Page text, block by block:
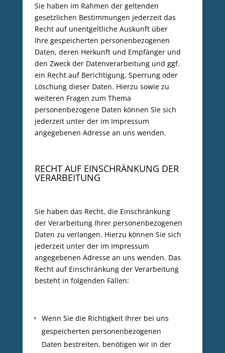
Sie haben im Rahmen der geltenden
gesetzlichen Bestimmungen jederzeit das
Recht auf unentgeltliche Auskunft über
Ihre gespeicherten personenbezogenen
Daten, deren Herkunft und Empfänger und
den Zweck der Datenverarbeitung und ggf.
ein Recht auf Berichtigung, Sperrung oder
Löschung dieser Daten. Hierzu sowie zu
weiteren Fragen zum Thema
personenbezogene Daten können Sie sich
jederzeit unter der im Impressum
angegebenen Adresse an uns wenden.
RECHT AUF EINSCHRÄNKUNG DER
VERARBEITUNG
Sie haben das Recht, die Einschränkung
der Verarbeitung Ihrer personenbezogenen
Daten zu verlangen. Hierzu können Sie sich
jederzeit unter der im Impressum
angegebenen Adresse an uns wenden. Das
Recht auf Einschränkung der Verarbeitung
besteht in folgenden Fällen:
Wenn Sie die Richtigkeit Ihrer bei uns
gespeicherten personenbezogenen
Daten bestreiten, benötigen wir in der